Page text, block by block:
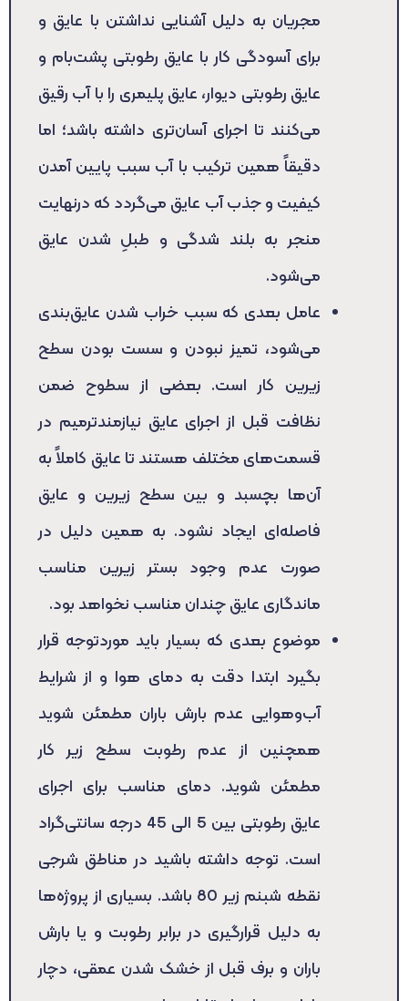
مجریان به دلیل آشنایی نداشتن با عایق و
برای آسودگی کار با عایق رطوبتی پشت‌بام و
عایق رطوبتی دیوار، عایق پلیمری را با آب رقیق
می‌کنند تا اجرای آسان‌تری داشته باشد؛ اما
دقیقاً همین ترکیب با آب سبب پایین آمدن
کیفیت و جذب آب عایق می‌گردد که درنهایت
منجر به بلند شدگی و طبلِ شدن عایق
می‌شود.
عامل بعدی که سبب خراب شدن عایق‌بندی
می‌شود، تمیز نبودن و سست بودن سطح
زیرین کار است. بعضی از سطوح ضمن
نظافت قبل از اجرای عایق نیازمندترمیم در
قسمت‌های مختلف هستند تا عایق کاملاً به
آن‌ها بچسبد و بین سطح زیرین و عایق
فاصله‌ای ایجاد نشود. به همین دلیل در
صورت عدم وجود بستر زیرین مناسب
ماندگاری عایق چندان مناسب نخواهد بود.
موضوع بعدی که بسیار باید موردتوجه قرار
بگیرد ابتدا دقت به دمای هوا و از شرایط
آب‌وهوایی عدم بارش باران مطمئن شوید
همچنین از عدم رطوبت سطح زیر کار
مطمئن شوید. دمای مناسب برای اجرای
عایق رطوبتی بین 5 الی 45 درجه سانتی‌گراد
است. توجه داشته باشید در مناطق شرجی
نقطه شبنم زیر 80 باشد. بسیاری از پروژه‌ها
به دلیل قرارگیری در برابر رطوبت و یا بارش
باران و برف قبل از خشک شدن عمقی، دچار